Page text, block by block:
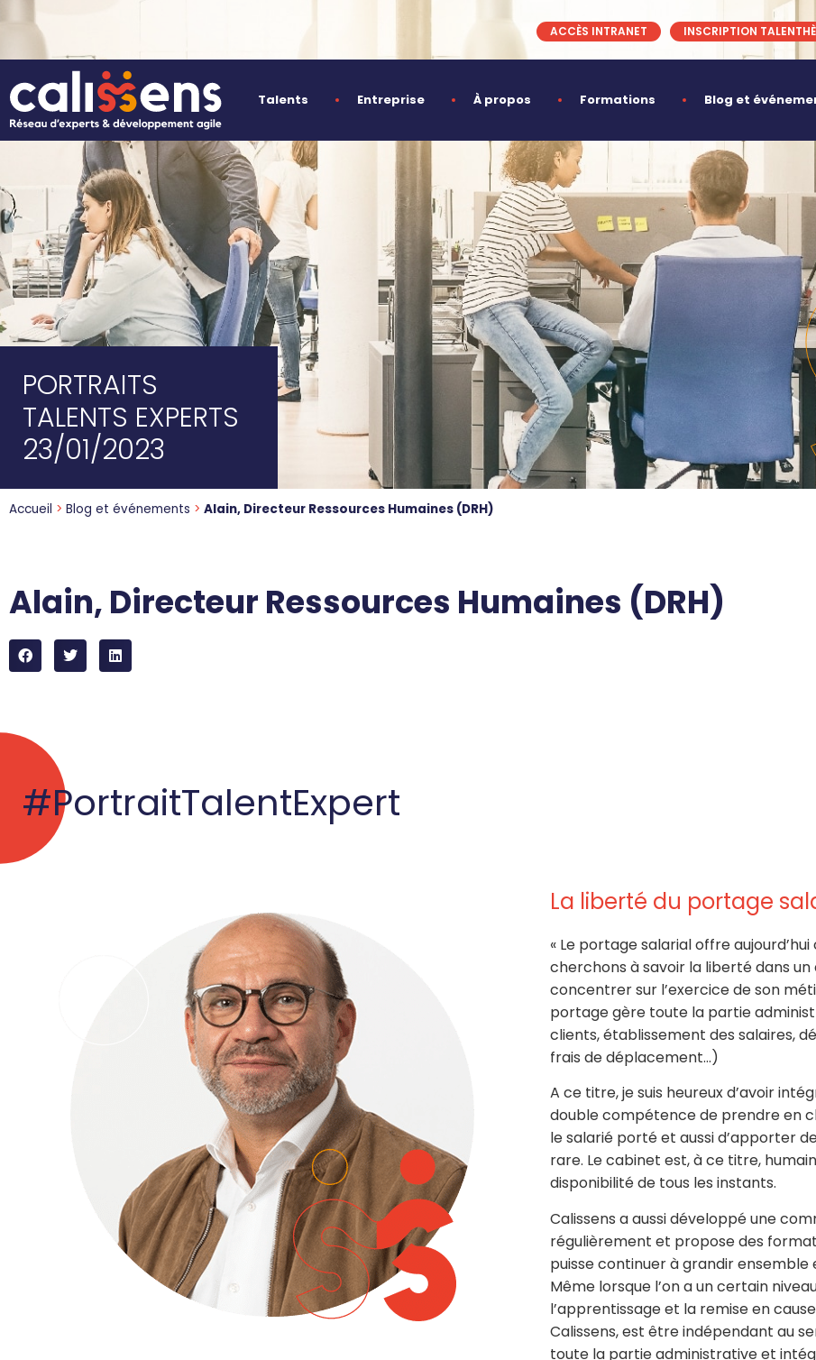
ACCÈS INTRANET INSCRIPTION
Talents Entreprise À propos Formations Blog et
PORTRAITS
TALENTS EXPERTS
23/01/2023
Accueil > Blog et événements > Alain, Directeur Ressources Humaines (DRH)
Alain, Directeur Ressources Humaines (DRH)
#PortraitTalentExpert
La liberté du portage
« Le portage salarial offre
cherchons à savoir la liberté dans
concentrer sur l’exercice de son
portage gère toute la partie
clients, établissement des salaires,
frais de déplacement…)
A ce titre, je suis heureux d’avoir
double compétence de prendre en
le salarié porté et aussi d’apporter
rare. Le cabinet est, à ce titre,
disponibilité de tous les instants.
Calissens a aussi développé une
régulièrement et propose des
puisse continuer à grandir ensemble
Même lorsque l’on a un certain
l’apprentissage et la remise en
Calissens, est être indépendant au
toute la partie administrative et